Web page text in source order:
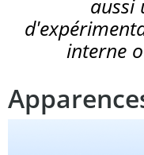
aussi
interne